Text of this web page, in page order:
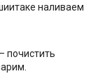
наливаем
почистить